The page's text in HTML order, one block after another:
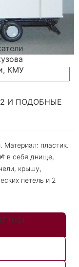
КМУ
И ПОДОБНЫЕ
(H0)
пластик.
в себя днище,
крышу,
петель и 2